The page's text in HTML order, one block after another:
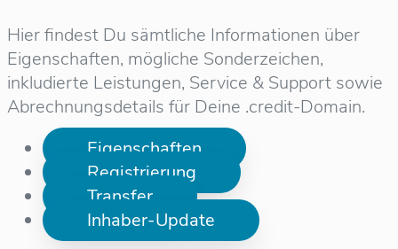
Hier findest Du sämtliche Informationen über
Eigenschaften, mögliche Sonderzeichen,
inkludierte Leistungen, Service & Support sowie
Abrechnungsdetails für Deine .credit-Domain.
Eigenschaften
Registrierung
Transfer
Inhaber-Update